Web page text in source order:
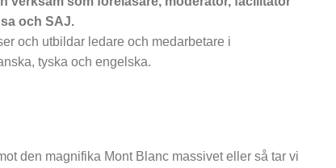
och SAJ.
och utbildar ledare och medarbetare i
tyska och engelska.
den magnifika Mont Blanc massivet eller så tar vi